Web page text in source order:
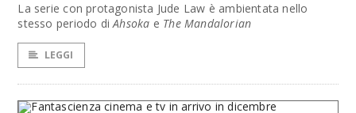
La serie con protagonista Jude Law è ambientata nello
stesso periodo diAhsoka e The Mandalorian
LEGGI